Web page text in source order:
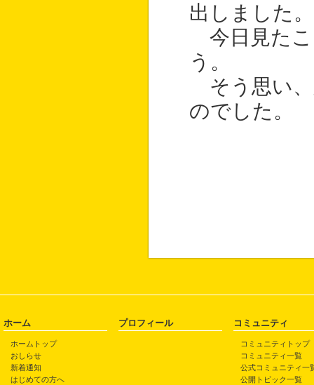
出しました。
今日見たこ
う。
そう思い、
のでした。
ホーム
ホームトップ
おしらせ
新着通知
はじめての方へ
プロフィール コミュニティ
コミュニティトップ
コミュニティ一覧
公式コミュニティ一
公開トピック一覧